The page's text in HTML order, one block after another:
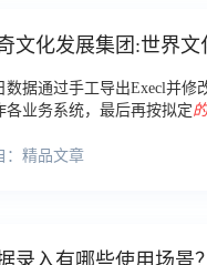
文化发展集团:世界文
智慧景区提升运营力
数据通过手工导出Execl并修
各业务系统，最后再按拟定的
：精品文章